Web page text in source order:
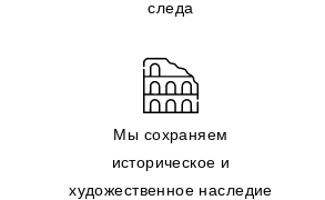
следа
Мы сохраняем
историческое и
художественное наследие